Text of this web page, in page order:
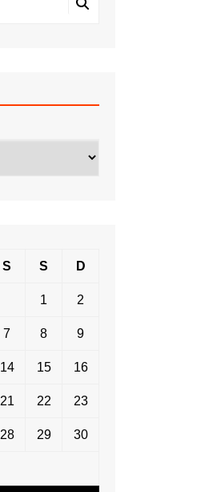
S S D
1 2
7 8 9
14 15 16
21 22 23
28 29 30